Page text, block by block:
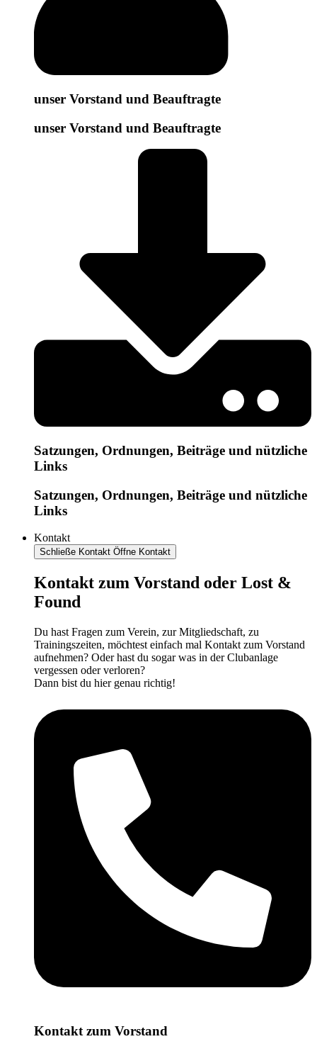
unser Vorstand und Beauftragte
unser Vorstand und Beauftragte
Satzungen, Ordnungen, Beiträge und nützliche
Links
Satzungen, Ordnungen, Beiträge und nützliche
Links
Kontakt
Schließe Kontakt Öffne Kontakt
Kontakt zum Vorstand oder Lost &
Found
Du hast Fragen zum Verein, zur Mitgliedschaft, zu
Trainingszeiten, möchtest einfach mal Kontakt zum Vorstand
aufnehmen? Oder hast du sogar was in der Clubanlage
vergessen oder verloren?
Dann bist du hier genau richtig!
Kontakt zum Vorstand